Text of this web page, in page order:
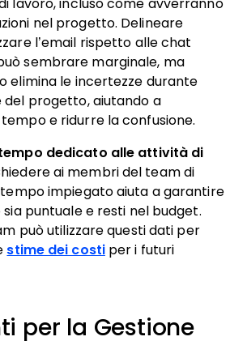
lavoro, incluso come avverranno
nel progetto. Delineare
l’email rispetto alle chat
sembrare marginale, ma
elimina le incertezze durante
del progetto, aiutando a
e ridurre la confusione.
dedicato alle attività di
ai membri del team di
impiegato aiuta a garantire
sia puntuale e resti nel budget.
può utilizzare questi dati per
stime dei costiper i futuri
per la Gestione